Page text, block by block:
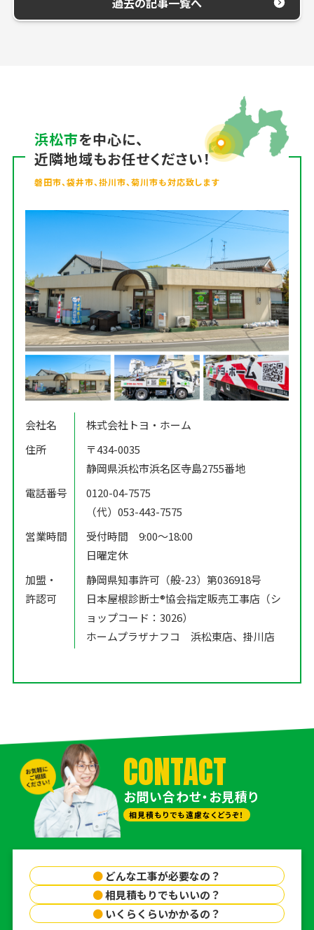
浜松市を中心に、
近隣地域もお任せください！
磐田市、袋井市、掛川市、菊川市も対応致します
会社名
株式会社トヨ・ホーム
住所
〒434-0035
静岡県浜松市浜名区寺島2755番地
電話番号
0120-04-7575
（代）053-443-7575
営業時間
受付時間 9:00〜18:00
日曜定休
加盟・
許認可
静岡県知事許可（般-23）第036918号
日本屋根診断士®️協会指定販売工事店（シ
ョップコード：3026）
ホームプラザナフコ 浜松東店、掛川店
CONTACT
お問い合わせ・お見積り
相見積もりでも遠慮なくどうぞ！
● どんな工事が必要なの？
●相見積もりでもいいの？
● いくらくらいかかるの？